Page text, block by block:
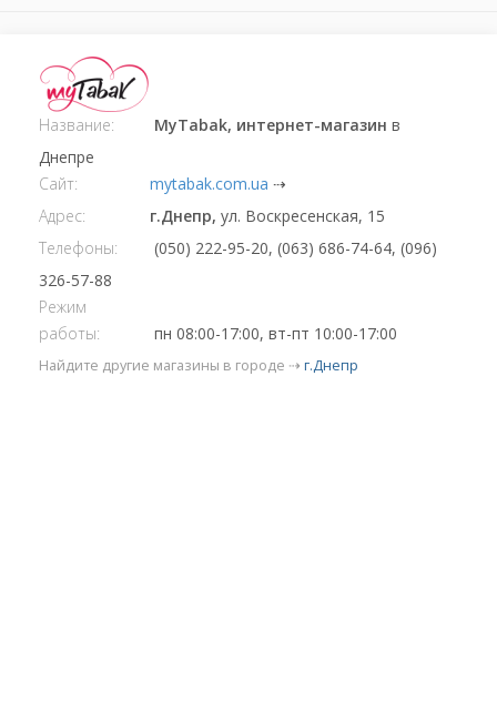
Название: MyTabak, интернет-магазин в
Днепре
Сайт:
mytabak.com.ua ⇢
Адрес:
г.Днепр, ул. Воскресенская, 15
Телефоны:
(050) 222-95-20, (063) 686-74-64, (096)
326-57-88
Режим
работы:
пн 08:00-17:00, вт-пт 10:00-17:00
Найдите другие магазины в городе ⇢ г.Днепр